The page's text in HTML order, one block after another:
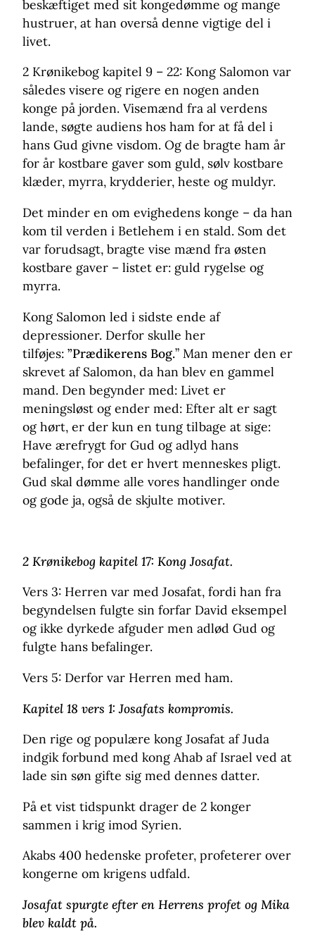
beskæftiget med sit kongedømme og mange
hustruer, at han overså denne vigtige del i
livet.
2 Krønikebog kapitel 9 – 22: Kong Salomon var
således visere og rigere en nogen anden
konge på jorden. Visemænd fra al verdens
lande, søgte audiens hos ham for at få del i
hans Gud givne visdom. Og de bragte ham år
for år kostbare gaver som guld, sølv kostbare
klæder, myrra, krydderier, heste og muldyr.
Det minder en om evighedens konge – da han
kom til verden i Betlehem i en stald. Som det
var forudsagt, bragte vise mænd fra østen
kostbare gaver – listet er: guld rygelse og
myrra.
Kong Salomon led i sidste ende af
depressioner. Derfor skulle her
tilføjes: ”Prædikerens Bog.” Man mener den er
skrevet af Salomon, da han blev en gammel
mand. Den begynder med: Livet er
meningsløst og ender med: Efter alt er sagt
og hørt, er der kun en tung tilbage at sige:
Have ærefrygt for Gud og adlyd hans
befalinger, for det er hvert menneskes pligt.
Gud skal dømme alle vores handlinger onde
og gode ja, også de skjulte motiver.
2 Krønikebog kapitel 17: Kong Josafat.
Vers 3: Herren var med Josafat, fordi han fra
begyndelsen fulgte sin forfar David eksempel
og ikke dyrkede afguder men adlød Gud og
fulgte hans befalinger.
Vers 5: Derfor var Herren med ham.
Kapitel 18 vers 1: Josafats kompromis.
Den rige og populære kong Josafat af Juda
indgik forbund med kong Ahab af Israel ved at
lade sin søn gifte sig med dennes datter.
På et vist tidspunkt drager de 2 konger
sammen i krig imod Syrien.
Akabs 400 hedenske profeter, profeterer over
kongerne om krigens udfald.
Josafat spurgte efter en Herrens profet og Mika
blev kaldt på.